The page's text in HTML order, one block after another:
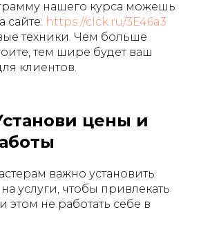
нашего курса можешь
сайте: https://clck.ru/3E46a3
техники. Чем больше
тем шире будет ваш
клиентов.
цены и
важно установить
услуги, чтобы привлекать
этом не работать себе в